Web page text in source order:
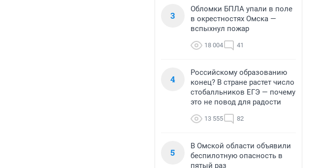
3
Обломки БПЛА упали в поле
в окрестностях Омска —
вспыхнул пожар
18 004 41
4
Российскому образованию
конец? В стране растет число
стобалльников ЕГЭ — почему
это не повод для радости
13 555 82
5
В Омской области объявили
беспилотную опасность в
пятый раз